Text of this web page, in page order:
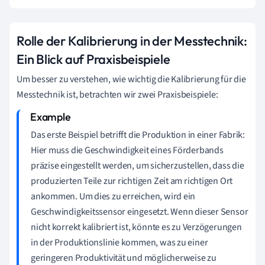
Rolle der Kalibrierung in der Messtechnik:
Ein Blick auf Praxisbeispiele
Um besser zu verstehen, wie wichtig die Kalibrierung für die
Messtechnik ist, betrachten wir zwei Praxisbeispiele:
Das erste Beispiel betrifft die Produktion in einer Fabrik:
Hier muss die Geschwindigkeit eines Förderbands
präzise eingestellt werden, um sicherzustellen, dass die
produzierten Teile zur richtigen Zeit am richtigen Ort
ankommen. Um dies zu erreichen, wird ein
Geschwindigkeitssensor eingesetzt. Wenn dieser Sensor
nicht korrekt kalibriert ist, könnte es zu Verzögerungen
in der Produktionslinie kommen, was zu einer
geringeren Produktivität und möglicherweise zu